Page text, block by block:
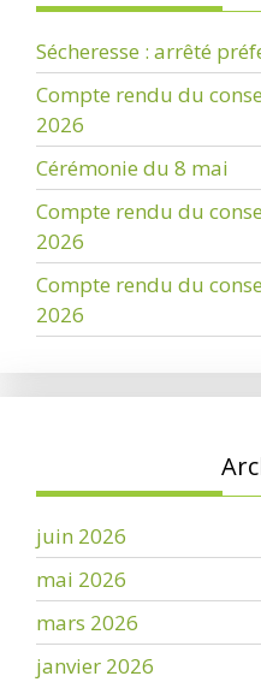
Sécheresse : arrêté
Compte rendu du
2026
Cérémonie du 8 mai
Compte rendu du
2026
Compte rendu du
2026
juin 2026
mai 2026
mars 2026
janvier 2026